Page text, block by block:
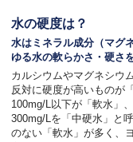
水の硬度は？
水はミネラル成分（マグ
ゆる水の軟らかさ・硬さ
カルシウムやマグネシウ
反対に硬度が高いものが
100mg/L以下が「軟水」
300mg/Lを「中硬水」と
のない「軟水」が多く、